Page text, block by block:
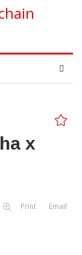
x
Print Email